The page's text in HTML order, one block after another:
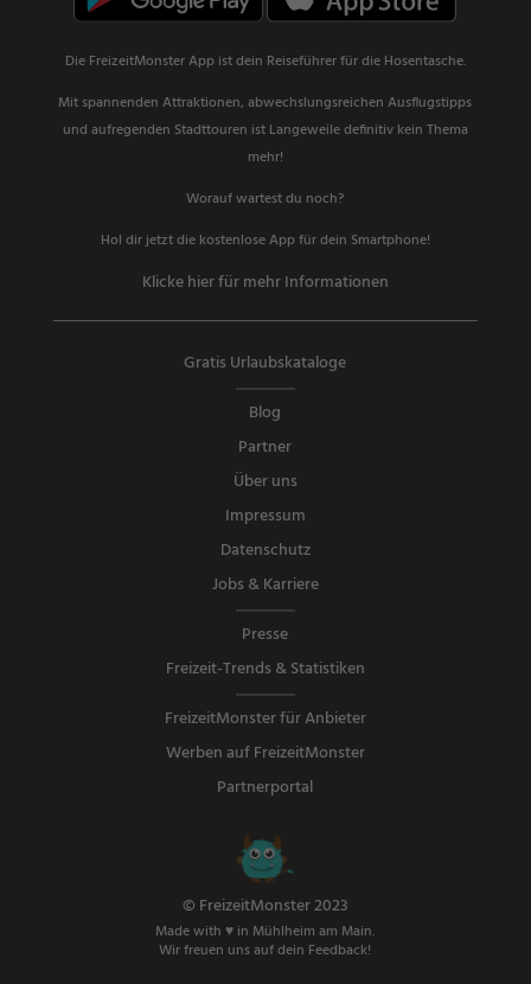
Die FreizeitMonster App ist dein Reiseführer für die Hosentasche.
Mit spannenden Attraktionen, abwechslungsreichen Ausflugstipps
und aufregenden Stadttouren ist Langeweile definitiv kein Thema
mehr!
Worauf wartest du noch?
Hol dir jetzt die kostenlose App für dein Smartphone!
Klicke hier für mehr Informationen
Gratis Urlaubskataloge
Blog
Partner
Über uns
Impressum
Datenschutz
Jobs & Karriere
Presse
Freizeit-Trends & Statistiken
FreizeitMonster für Anbieter
Werben auf FreizeitMonster
Partnerportal
© FreizeitMonster 2023
Made with ♥ in Mühlheim am Main.
Wir freuen uns auf dein Feedback!